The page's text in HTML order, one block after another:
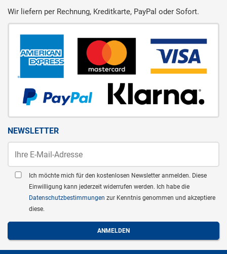
Wir liefern per Rechnung, Kreditkarte, PayPal oder Sofort.
NEWSLETTER
Ich möchte mich für den kostenlosen Newsletter anmelden. Diese
Einwilligung kann jederzeit widerrufen werden. Ich habe die
Datenschutzbestimmungen zur Kenntnis genommen und akzeptiere
diese.